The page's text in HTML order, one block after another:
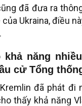
đã đưa ra
Ukraina, điều
năng
cử Tổng
đã phát
thấy khả năng